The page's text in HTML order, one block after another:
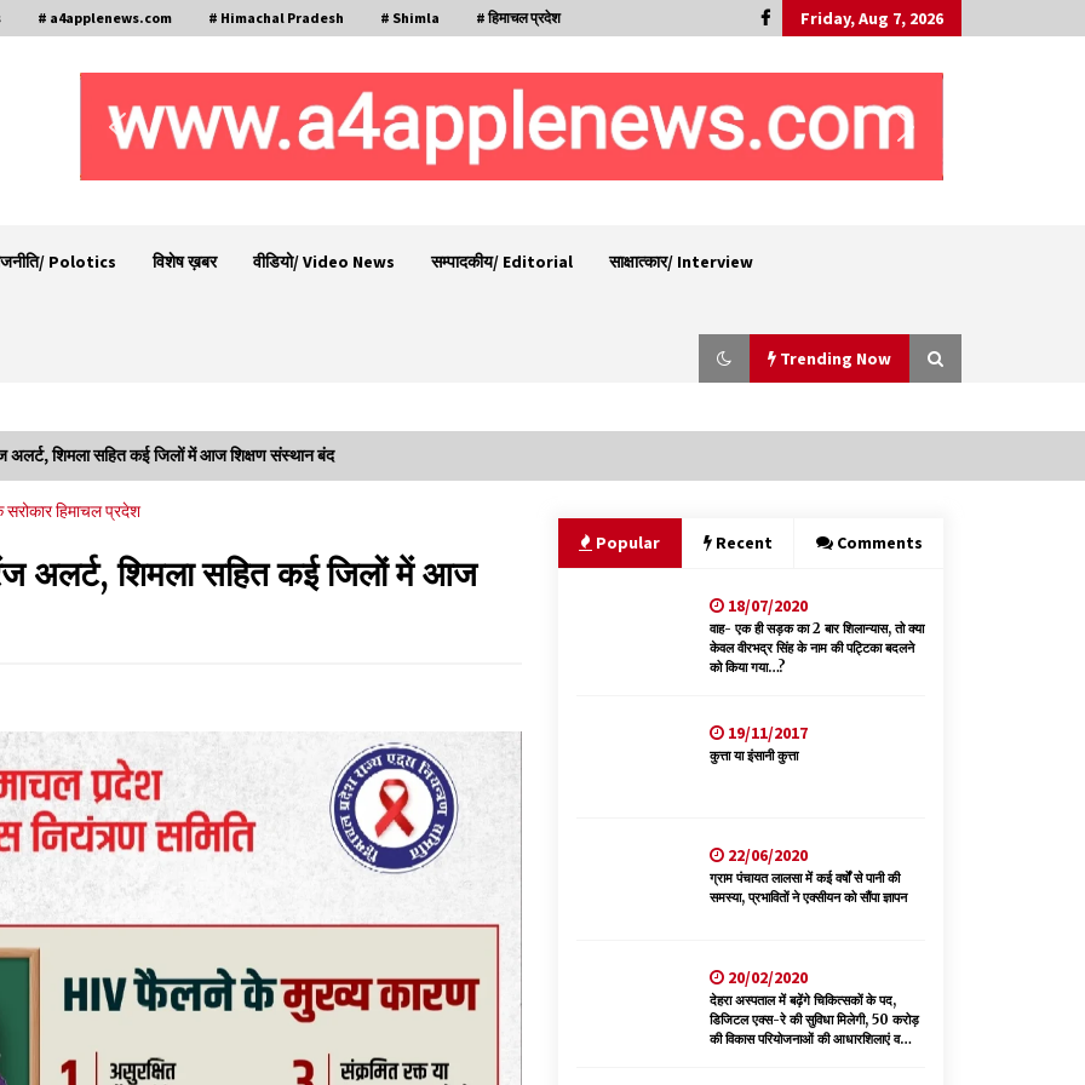
# a4applenews.com # Himachal Pradesh # Shimla # हिमाचल प्रदेश Friday, Aug 7, 2026
Polotics विशेष ख़बर वीडियो/ Video News सम्पादकीय/ Editorial साक्षात्कार/ Interview
Trending Now
07/08/2026
भ्रष्टाचार से अर्जित संपत्ति जब्त कर गरीबों में बांटेगी
हिमाचल सरकार -CM
06/08/2026
में एक दिवसीय ओरिएंटेशन कार्यशाला आयोजित
सार्वजनिक करें: नरेश चौहान
06/08/2026
देहरा पुलिस की बड़ी कार्रवाई- 90 लाख नकद और 2
करोड़के सोने के आभूषण बरामद, 7 आरोपी गिरफ्तार
378.48 करोड़ की लागत से बैलेंस कार्य का अवार्ड जारी :
05/08/2026
अलर्ट, शिमला सहित कई जिलों में आज शिक्षण संस्थान बंद
सरोकारहिमाचल प्रदेश
अलर्ट, शिमला सहित कई जिलों में आज
Popular Recent Comments
18/07/2020
वाह- एक ही सड़क का 2 बार शिलान्यास, तो क्या
केवल वीरभद्र सिंह के नाम की पट्टिका बदलने
को किया गया…?
19/11/2017
कुत्ता या इंसानी कुत्ता
22/06/2020
ग्राम पंचायत लालसा में कई वर्षों से पानी की
समस्या, प्रभावितों ने एक्सीयन को सौंपा ज्ञापन
20/02/2020
देहरा अस्पताल में बढ़ेंगे चिकित्सकों के पद,
डिजिटल एक्स-रे की सुविधा मिलेगी, 50 करोड़
की विकास परियोजनाओं की आधारशिलाएं व